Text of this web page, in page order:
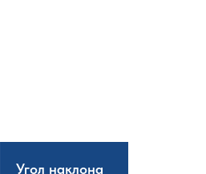
Угол наклона